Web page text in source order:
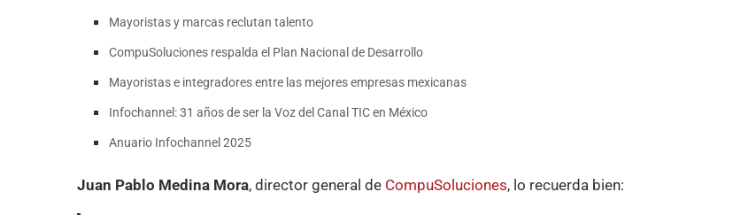
Mayoristas y marcas reclutan talento
CompuSoluciones respalda el Plan Nacional de Desarrollo
Mayoristas e integradores entre las mejores empresas mexicanas
Infochannel: 31 años de ser la Voz del Canal TIC en México
Anuario Infochannel 2025
Juan Pablo Medina Mora, director general de CompuSoluciones, lo recuerda bien: